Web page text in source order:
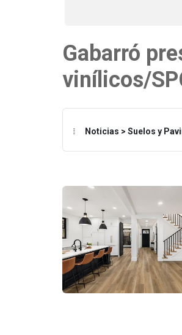
Gabarró
vinílicos/
Noticias > Suelos y